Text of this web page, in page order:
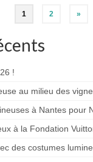
1 2 »
!
au milieu des
à Nantes pour
à la Fondation
des costumes